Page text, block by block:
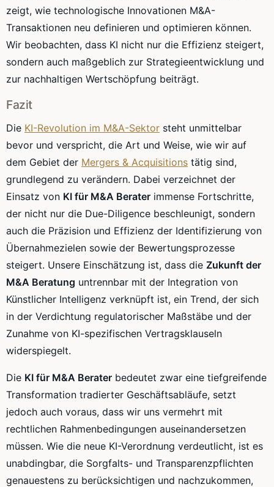
zeigt, wie technologische Innovationen M&A-
Transaktionen neu definieren und optimieren können.
Wir beobachten, dass KI nicht nur die Effizienz steigert,
sondern auch maßgeblich zur Strategieentwicklung und
zur nachhaltigen Wertschöpfung beiträgt.
Fazit
Die KI-Revolution im M&A-Sektor steht unmittelbar
bevor und verspricht, die Art und Weise, wie wir auf
dem Gebiet der Mergers & Acquisitions tätig sind,
grundlegend zu verändern. Dabei verzeichnet der
Einsatz von KI für M&A Berater immense Fortschritte,
der nicht nur die Due-Diligence beschleunigt, sondern
auch die Präzision und Effizienz der Identifizierung von
Übernahmezielen sowie der Bewertungsprozesse
steigert. Unsere Einschätzung ist, dass die Zukunft der
M&A Beratung untrennbar mit der Integration von
Künstlicher Intelligenz verknüpft ist, ein Trend, der sich
in der Verdichtung regulatorischer Maßstäbe und der
Zunahme von KI-spezifischen Vertragsklauseln
widerspiegelt.
Die KI für M&A Berater bedeutet zwar eine tiefgreifende
Transformation tradierter Geschäftsabläufe, setzt
jedoch auch voraus, dass wir uns vermehrt mit
rechtlichen Rahmenbedingungen auseinandersetzen
müssen. Wie die neue KI-Verordnung verdeutlicht, ist es
unabdingbar, die Sorgfalts- und Transparenzpflichten
genauestens zu berücksichtigen und nachzukommen,